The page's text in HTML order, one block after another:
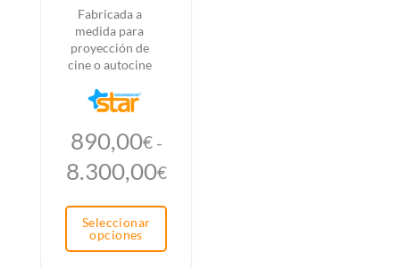
Fabricada a
medida para
proyección de
cine o autocine
890,00€ -
8.300,00€Rango
precios:
890,00€
Seleccionar
opciones
pueden
elegir
en
página
producto